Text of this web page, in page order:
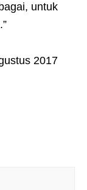
untuk
.”
2017